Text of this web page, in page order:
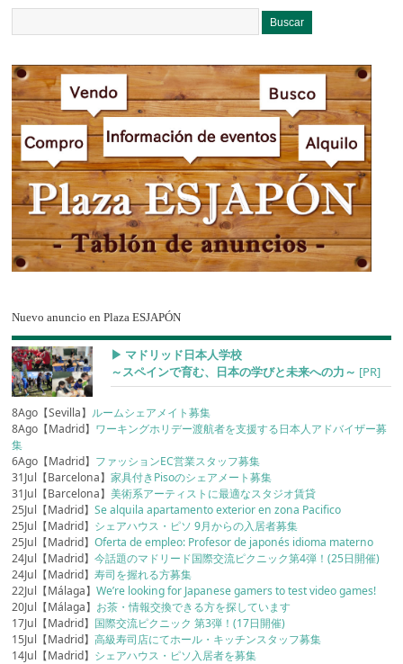
Nuevo anuncio en Plaza ESJAPÓN
▶︎ マドリッド日本人学校
～スペインで育む、日本の学びと未来への力～ [PR]
8Ago【Sevilla】 ルームシェアメイト募集
8Ago【Madrid】 ワーキングホリデー渡航者を支援する日本人アドバイザー募
集
6Ago【Madrid】 ファッションEC営業スタッフ募集
31Jul【Barcelona】家具付きPisoのシェアメート募集
31Jul【Barcelona】美術系アーティストに最適なスタジオ賃貸
25Jul【Madrid】Se alquila apartamento exterior en zona Pacifico
25Jul【Madrid】 シェアハウス・ピソ 9月からの入居者募集
25Jul【Madrid】Oferta de empleo: Profesor de japonés idioma materno
24Jul【Madrid】今話題のマドリード国際交流ピクニック第4弾！(25日開催)
24Jul【Madrid】寿司を握れる方募集
22Jul【Málaga】We’re looking for Japanese gamers to test video games!
20Jul【Málaga】 お茶・情報交換できる方を探しています
17Jul【Madrid】 国際交流ピクニック 第3弾！(17日開催)
15Jul【Madrid】高級寿司店にてホール・キッチンスタッフ募集
14Jul【Madrid】 シェアハウス・ピソ入居者を募集